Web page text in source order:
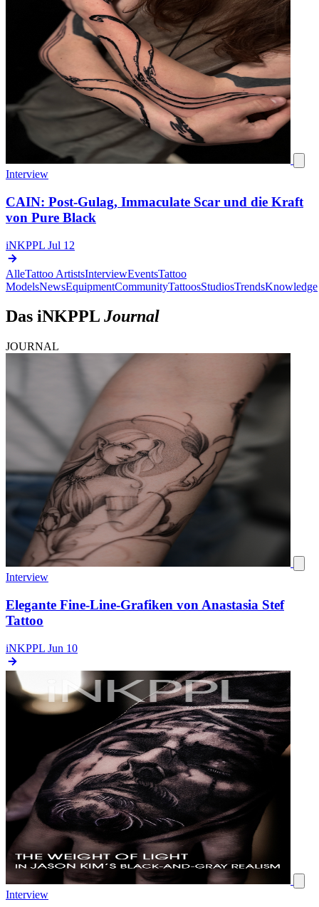
Interview
CAIN: Post-Gulag, Immaculate Scar und die Kraft
von Pure Black
iNKPPL Jul 12
AlleTattoo ArtistsInterviewEventsTattoo
ModelsNewsEquipmentCommunityTattoosStudiosTrendsKnowledge
Das iNKPPL Journal
JOURNAL
Interview
Elegante Fine-Line-Grafiken von Anastasia Stef
Tattoo
iNKPPL Jun 10
Interview